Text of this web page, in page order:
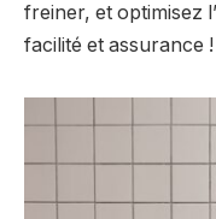
freiner, et optimisez
facilité et assurance !